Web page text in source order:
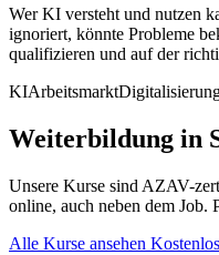
Wer KI versteht und nutzen
ignoriert, könnte Probleme
qualifizieren und auf der
KIArbeitsmarkt
Weiterbildung in
Unsere Kurse sind AZAV-
online, auch neben dem
Alle Kurse ansehen